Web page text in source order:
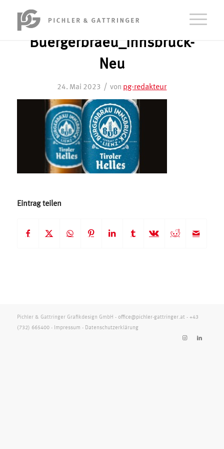
Buergerbraeu_Innsbruck-
Neu
24. Mai 2023 / von pg-redakteur
Eintrag teilen
Pichler & Gattringer Grafikdesign GmbH - office@pichler-gattringer.at - +43
(732) 665400- Impressum - Datenschutzerklärung